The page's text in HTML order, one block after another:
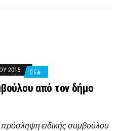
2015 0
από τον δήμο
πρόσληψη ειδικής συμβούλου